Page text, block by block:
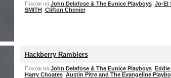
Похож на John Delafose & The Eunice Playboys Jo-El
SMITH Clifton Chenier
Hackberry Ramblers
Похож на John Delafose & The Eunice Playboys Eddie
Harry Choates Austin Pitre and The Evangeline